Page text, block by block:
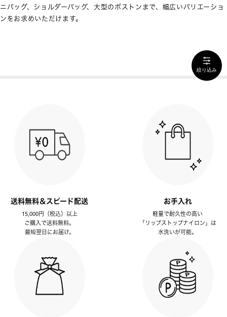
ニバッグ、ショルダーバッグ、大型のボストンまで、幅広いバリエーショ
ンをお求めいただけます。
絞り込み
送料無料＆スピード配送
15,000円（税込）以上
ご購入で送料無料。
最短翌日にお届け。
お手入れ
軽量で耐久性の高い
「リップストップナイロン」は
水洗いが可能。